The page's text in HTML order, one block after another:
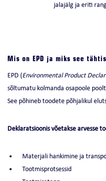
jalajälg ja eriti
Mis on EPD ja miks see
EPD (Environmental Product
sõltumatu kolmanda osapoole
See põhineb toodete põhjalikul
Deklaratsioonis võetakse arvesse
Materjali hankimine ja
Tootmisprotsessid